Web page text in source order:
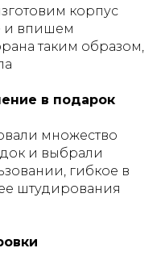
корпус
и впишем
таким образом,
в подарок
множество
и выбрали
гибкое в
штудирования